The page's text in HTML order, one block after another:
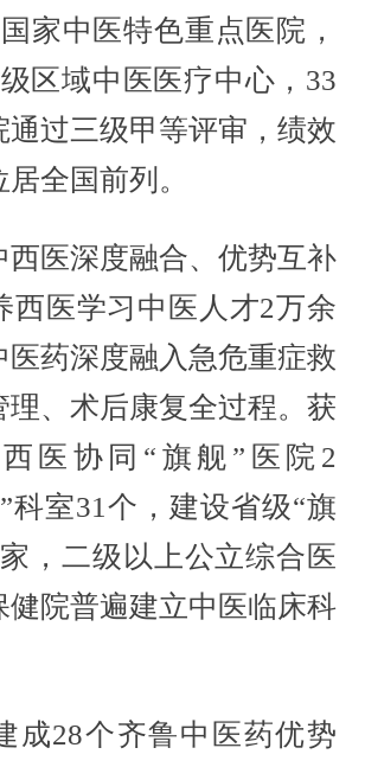
家中医特色重点医院，
区域中医医疗中心，33
通过三级甲等评审，绩效
全国前列。
医深度融合、优势互补
西医学习中医人才2万余
医药深度融入急危重症救
理、术后康复全过程。获
医协同“旗舰”医院2
科室31个，建设省级“旗
，二级以上公立综合医
健院普遍建立中医临床科
28个齐鲁中医药优势